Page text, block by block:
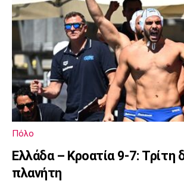
Πόλο
Ελλάδα – Κροατία 9-7: Τρίτη
πλανήτη